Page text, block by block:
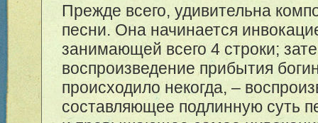
Прежде всего, удивительна
песни. Она начинается
занимающей всего 4 строки;
воспроизведение прибытия
происходило некогда, –
составляющее подлинную суть